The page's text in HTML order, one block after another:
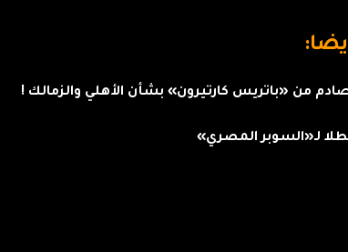
من «باتريس كارتيرون» بشأن الأهلي والزمالك !
لـ«السوبر المصري»